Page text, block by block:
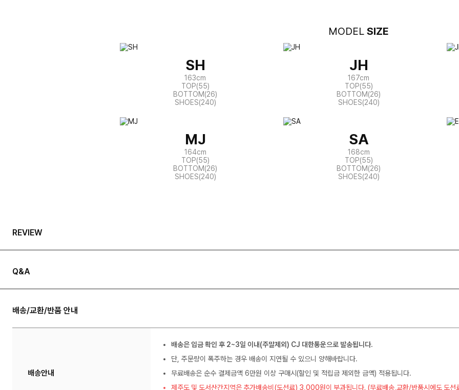
MODEL SIZE
SH
163cm
TOP(55)
BOTTOM(26)
SHOES(240)
JH
167cm
TOP(55)
BOTTOM(26)
SHOES(240)
MJ
164cm
TOP(55)
BOTTOM(26)
SHOES(240)
SA
168cm
TOP(55)
BOTTOM(26)
SHOES(240)
REVIEW
Q&A
배송/교환/반품 안내
배송안내
배송은 입금 확인 후 2~3일 이내(주말제외) CJ 대한통운으로 발송됩니다.
단, 주문량이 폭주하는 경우 배송이 지연될 수 있으니 양해바랍니다.
무료배송은 순수 결제금액 6만원 이상 구매시(할인 및 적립금 제외한 금액) 적용됩니다.
제주도 및 도서산간지역은 추가배송비(도선료) 3,000원이 부과됩니다. (무료배송,교환/반품시에도 도선